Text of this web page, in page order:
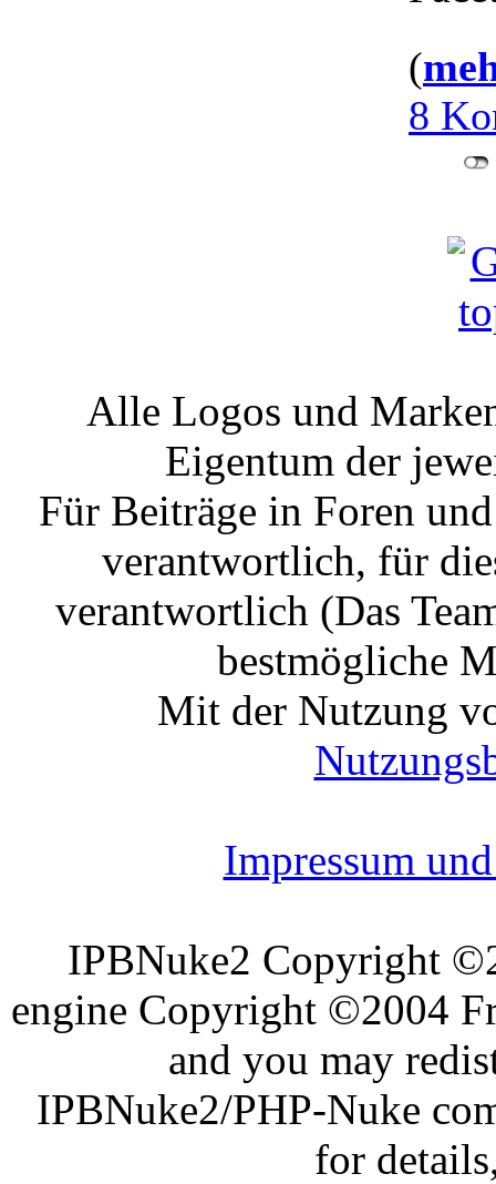
(
8
Alle Logos und
Eigentum der
Für Beiträge in Foren
verantwortlich, für
verantwortlich (Das
bestmögliche
Mit der Nutzung
Impressum
IPBNuke2 Copyright
engine Copyright ©2004
and you may
IPBNuke2/PHP-Nuke
for